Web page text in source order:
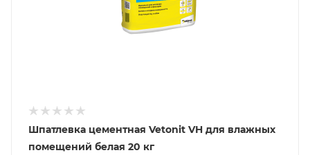
Шпатлевка цементная Vetonit VH для влажных
помещений белая 20 кг